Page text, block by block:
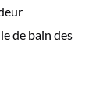
de bain des